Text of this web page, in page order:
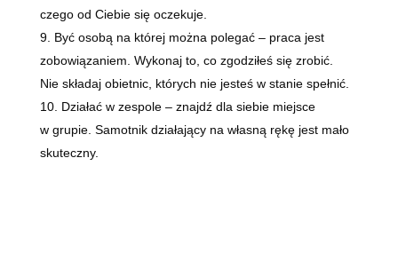
czego od Ciebie się oczekuje.
Być osobą na której można polegać – praca jest
zobowiązaniem. Wykonaj to, co zgodziłeś się zrobić.
Nie składaj obietnic, których nie jesteś w stanie spełnić.
Działać w zespole – znajdź dla siebie miejsce
w grupie. Samotnik działający na własną rękę jest mało
skuteczny.